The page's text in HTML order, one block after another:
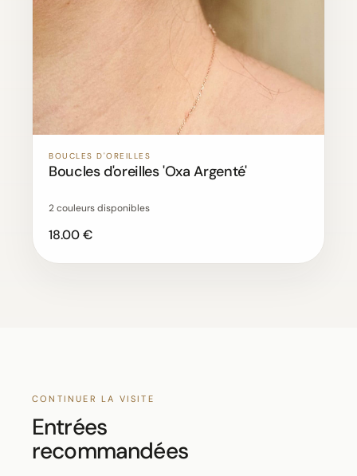
BOUCLES D'OREILLES
Boucles d'oreilles 'Oxa Argenté'
2 couleurs disponibles
18.00 €
CONTINUER LA VISITE
Entrées
recommandées